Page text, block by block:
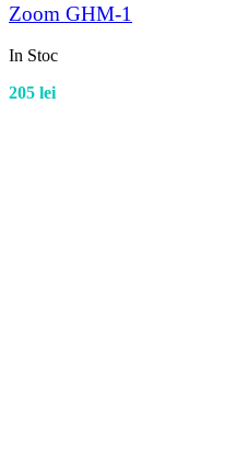
Zoom GHM-1
In Stoc
205 lei